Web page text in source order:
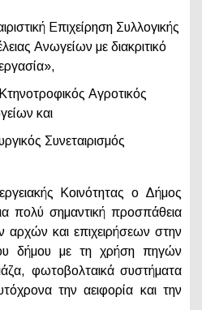
Επιχείρηση Συλλογικής
Ανωγείων με διακριτικό
Αγροτικός
και
Συνεταιρισμός
Κοινότητας ο Δήμος
πολύ σημαντική προσπάθεια
αρχών και επιχειρήσεων στην
δήμου με τη χρήση πηγών
φωτοβολταικά συστήματα
την αειφορία και την